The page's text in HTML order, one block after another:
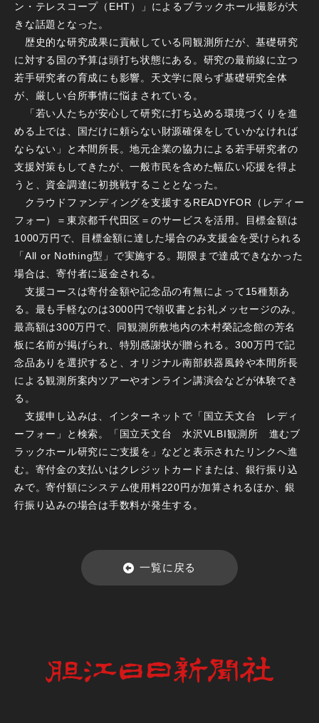
ン・テレスコープ（EHT）」によるブラックホール撮影が大
きな話題となった。
歴史的な研究成果に貢献している同観測所だが、基礎研究
に対する国の予算は頭打ち状態にある。研究の最前線に立つ
若手研究者の育成にも影響。天文学に限らず基礎研究全体
が、厳しい台所事情に悩まされている。
「若い人たちが安心して研究に打ち込める環境づくりを進
める上では、国だけに頼らない財源確保をしていかなければ
ならない」と本間所長。地元企業の協力による若手研究者の
支援対策もしてきたが、一般市民を含めた幅広い応援を得よ
うと、資金調達に初挑戦することとなった。
クラウドファンディングを支援するREADYFOR（レディー
フォー）＝東京都千代田区＝のサービスを活用。目標金額は
1000万円で、目標金額に達した場合のみ支援金を受けられる
「All or Nothing型」で実施する。期限まで達成できなかった
場合は、寄付者に返金される。
支援コースは寄付金額や記念品の有無によって15種類あ
る。最も手軽なのは3000円で領収書とお礼メッセージのみ。
最高額は300万円で、同観測所敷地内の木村榮記念館の芳名
板に名前が掲げられ、特別感謝状が贈られる。300万円で記
念品ありを選択すると、オリジナル南部鉄器風鈴や本間所長
による観測所案内ツアーやオンライン講演会などが体験でき
る。
支援申し込みは、インターネットで「国立天文台 レディ
ーフォー」と検索。「国立天文台 水沢VLBI観測所 進むブ
ラックホール研究にご支援を」などと表示されたリンクへ進
む。寄付金の支払いはクレジットカードまたは、銀行振り込
みで。寄付額にシステム使用料220円が加算されるほか、銀
行振り込みの場合は手数料が発生する。
一覧に戻る